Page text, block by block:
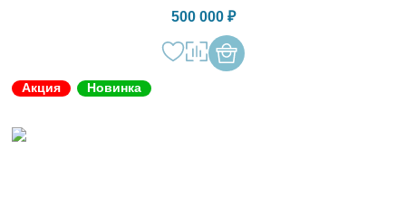
500 000 ₽
Акция Новинка